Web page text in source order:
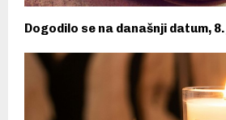
Dogodilo se na današnji datum,